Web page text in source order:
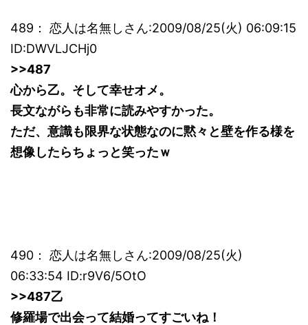
489： 恋人は名無しさん:2009/08/25(火) 06:09:15
ID:DWVLJCHj0
>>487
心から乙。そして幸せオメ。
長文ながらも非常に読みやすかった。
ただ、意識も限界な状態なのに黙々と壁を作る様を
想像したらちょっと笑ったｗ
490： 恋人は名無しさん:2009/08/25(火)
06:33:54 ID:r9V6/5OtO
>>487乙
修羅場で出会って結婚ってすごいね！